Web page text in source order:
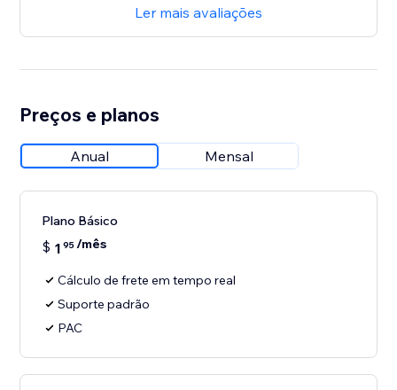
Ler mais avaliações
Preços e planos
Anual Mensal
Plano Básico
$ 1 95/mês
Cálculo de frete em tempo real
Suporte padrão
PAC